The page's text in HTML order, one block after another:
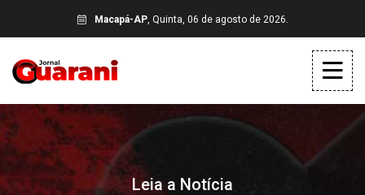
Macapá-AP, Quinta, 06 de agosto de 2026.
Leia a Notícia